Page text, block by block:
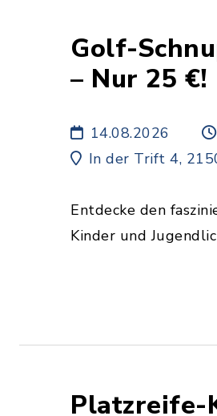
Golf-
– Nur 25 €!
14.08.2026
In der Trift 4,
Entdecke den
Kinder und
Platzreife-